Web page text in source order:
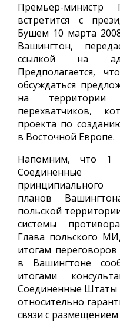
Премьер-
встретится с
Бушем 10 марта
Вашингтон,
ссылкой на
Предполагается,
обсуждаться
на
перехватчиков,
проекта по
в Восточной Европе.
Напомним, что 1
принципиального
планов
польской
системы
Глава польского
итогам
в Вашингтоне
итогами
Соединенные Штаты
относительно
связи с